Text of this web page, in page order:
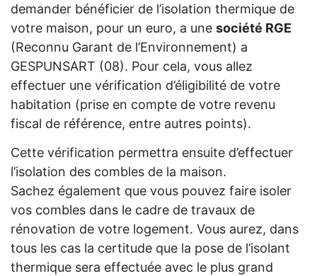
demander bénéficier de l’isolation thermique de
votre maison, pour un euro, a une société RGE
(Reconnu Garant de l’Environnement) a
GESPUNSART (08). Pour cela, vous allez
effectuer une vérification d’éligibilité de votre
habitation (prise en compte de votre revenu
fiscal de référence, entre autres points).
Cette vérification permettra ensuite d’effectuer
l’isolation des combles de la maison.
Sachez également que vous pouvez faire isoler
vos combles dans le cadre de travaux de
rénovation de votre logement. Vous aurez, dans
tous les cas la certitude que la pose de l’isolant
thermique sera effectuée avec le plus grand